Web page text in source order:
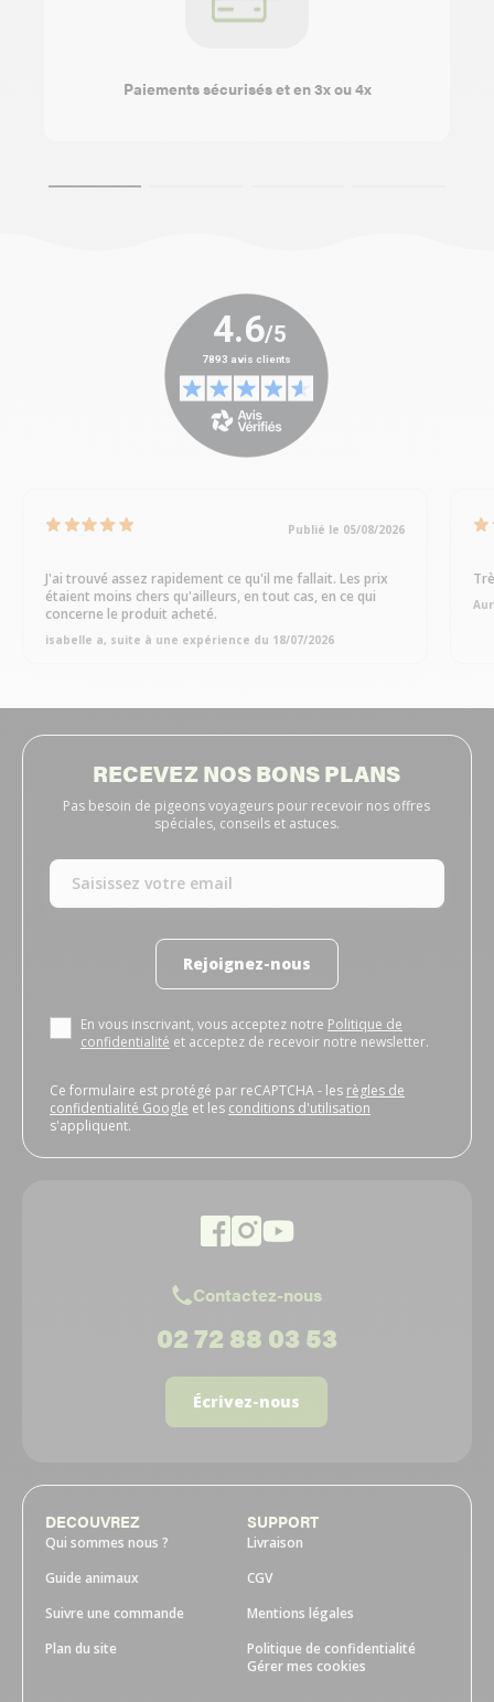
Paiements sécurisés et en 3x ou 4x
Publié le 05/08/2026
J'ai trouvé assez rapidement ce qu'il me fallait. Les prix
étaient moins chers qu'ailleurs, en tout cas, en ce qui
concerne le produit acheté.
isabelle a, suite à une expérience du 18/07/2026
RECEVEZ NOS BONS PLANS
Pas besoin de pigeons voyageurs pour recevoir nos offres
spéciales, conseils et astuces.
Rejoignez-nous
En vous inscrivant, vous acceptez notre Politique de
confidentialité et acceptez de recevoir notre newsletter.
Ce formulaire est protégé par reCAPTCHA - les règles de
confidentialité Google et les conditions d'utilisation
s'appliquent.
Contactez-nous
02 72 88 03 53
Écrivez-nous
DECOUVREZ
Qui sommes nous ?
Guide animaux
Suivre une commande
Plan du site
SUPPORT
Livraison
CGV
Mentions légales
Politique de confidentialité
Gérer mes cookies